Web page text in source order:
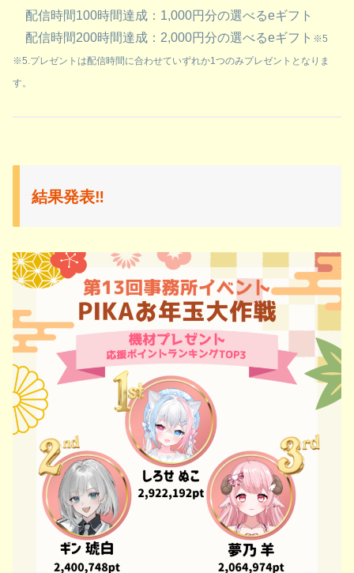
配信時間100時間達成：1,000円分の選べるeギフト
配信時間200時間達成：2,000円分の選べるeギフト ※5
※5.プレゼントは配信時間に合わせていずれか1つのみプレゼントとなりま
す。
結果発表‼